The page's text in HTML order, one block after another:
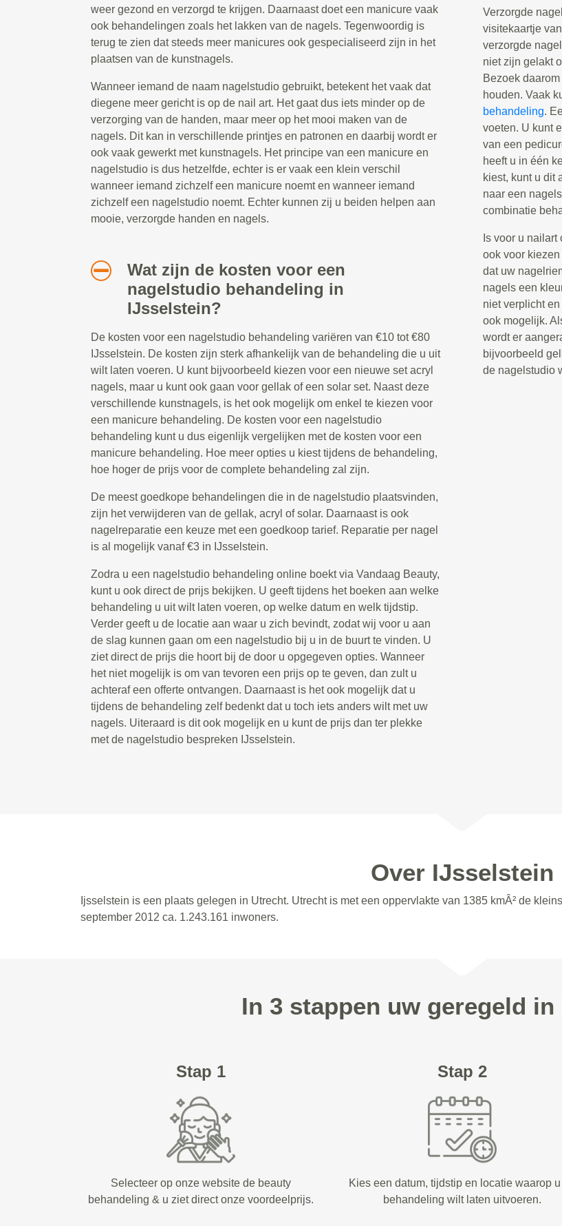
weer gezond en verzorgd te krijgen. Daarnaast doet een manicure vaak
ook behandelingen zoals het lakken van de nagels. Tegenwoordig is
terug te zien dat steeds meer manicures ook gespecialiseerd zijn in het
plaatsen van de kunstnagels.
Wanneer iemand de naam nagelstudio gebruikt, betekent het vaak dat
diegene meer gericht is op de nail art. Het gaat dus iets minder op de
verzorging van de handen, maar meer op het mooi maken van de
nagels. Dit kan in verschillende printjes en patronen en daarbij wordt er
ook vaak gewerkt met kunstnagels. Het principe van een manicure en
nagelstudio is dus hetzelfde, echter is er vaak een klein verschil
wanneer iemand zichzelf een manicure noemt en wanneer iemand
zichzelf een nagelstudio noemt. Echter kunnen zij u beiden helpen aan
mooie, verzorgde handen en nagels.
Wat zijn de kosten voor een
nagelstudio behandeling in
IJsselstein?
De kosten voor een nagelstudio behandeling variëren van €10 tot €80
IJsselstein. De kosten zijn sterk afhankelijk van de behandeling die u uit
wilt laten voeren. U kunt bijvoorbeeld kiezen voor een nieuwe set acryl
nagels, maar u kunt ook gaan voor gellak of een solar set. Naast deze
verschillende kunstnagels, is het ook mogelijk om enkel te kiezen voor
een manicure behandeling. De kosten voor een nagelstudio
behandeling kunt u dus eigenlijk vergelijken met de kosten voor een
manicure behandeling. Hoe meer opties u kiest tijdens de behandeling,
hoe hoger de prijs voor de complete behandeling zal zijn.
De meest goedkope behandelingen die in de nagelstudio plaatsvinden,
zijn het verwijderen van de gellak, acryl of solar. Daarnaast is ook
nagelreparatie een keuze met een goedkoop tarief. Reparatie per nagel
is al mogelijk vanaf €3 in IJsselstein.
Zodra u een nagelstudio behandeling online boekt via Vandaag Beauty,
kunt u ook direct de prijs bekijken. U geeft tijdens het boeken aan welke
behandeling u uit wilt laten voeren, op welke datum en welk tijdstip.
Verder geeft u de locatie aan waar u zich bevindt, zodat wij voor u aan
de slag kunnen gaan om een nagelstudio bij u in de buurt te vinden. U
ziet direct de prijs die hoort bij de door u opgegeven opties. Wanneer
het niet mogelijk is om van tevoren een prijs op te geven, dan zult u
achteraf een offerte ontvangen. Daarnaast is het ook mogelijk dat u
tijdens de behandeling zelf bedenkt dat u toch iets anders wilt met uw
nagels. Uiteraard is dit ook mogelijk en u kunt de prijs dan ter plekke
met de nagelstudio bespreken IJsselstein.
Verzorgde
visitekaartje
verzorgde
niet zijn gelakt
Bezoek
houden. Vaak
behandeling.
voeten. U kunt
van een
heeft u in één
kiest, kunt u dit
naar een
combinatie
Is voor u
ook voor
dat uw
nagels een
niet verplicht
ook mogelijk.
wordt er
bijvoorbeeld
de nagelstudio
Over IJsselstein
Ijsselstein is een plaats gelegen in Utrecht. Utrecht is met een oppervlakte van 1385 kmÂ² de
september 2012 ca. 1.243.161 inwoners.
In 3 stappen uw geregeld
Stap 1
Selecteer op onze website de beauty
behandeling & u ziet direct onze voordeelprijs.
Stap 2
Kies een datum, tijdstip en locatie waarop
behandeling wilt laten uitvoeren.